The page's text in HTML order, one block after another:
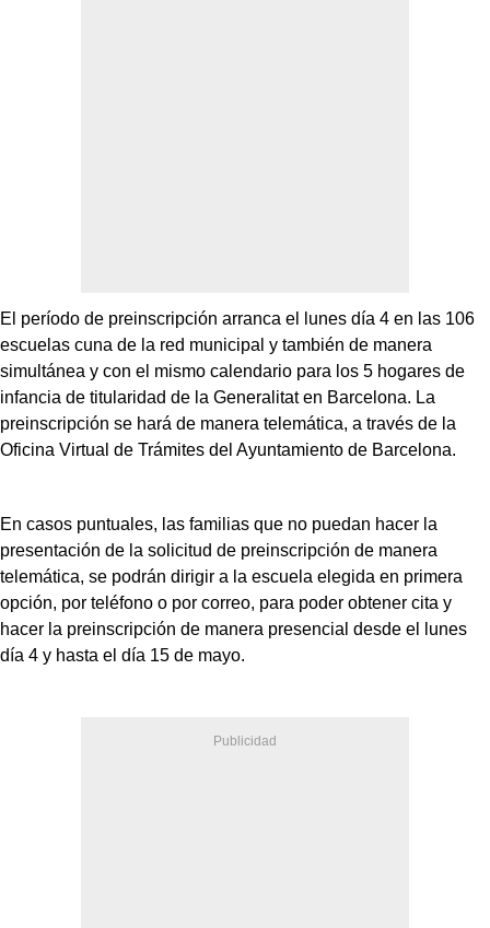
El período de preinscripción arranca el lunes día 4 en las 106
escuelas cuna de la red municipal y también de manera
simultánea y con el mismo calendario para los 5 hogares de
infancia de titularidad de la Generalitat en Barcelona. La
preinscripción se hará de manera telemática, a través de la
Oficina Virtual de Trámites del Ayuntamiento de Barcelona.
En casos puntuales, las familias que no puedan hacer la
presentación de la solicitud de preinscripción de manera
telemática, se podrán dirigir a la escuela elegida en primera
opción, por teléfono o por correo, para poder obtener cita y
hacer la preinscripción de manera presencial desde el lunes
día 4 y hasta el día 15 de mayo.